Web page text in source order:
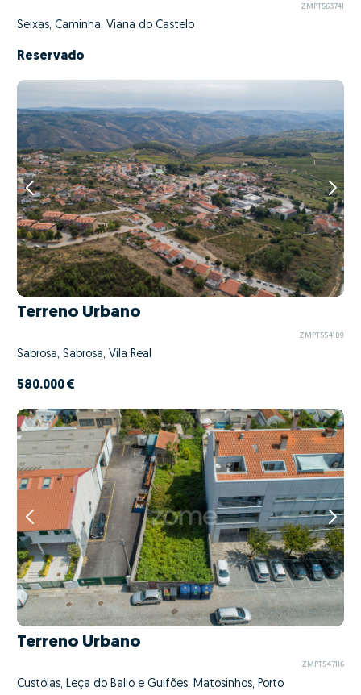
ZMPT563741
Seixas, Caminha, Viana do Castelo
Reservado
Terreno Urbano
ZMPT554109
Sabrosa, Sabrosa, Vila Real
580.000 €
Terreno Urbano
ZMPT547116
Custóias, Leça do Balio e Guifões, Matosinhos, Porto